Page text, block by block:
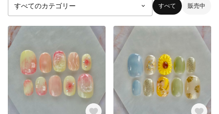
すべて 販売中